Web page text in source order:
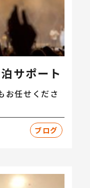
サポート
お任せくださ
ブログ